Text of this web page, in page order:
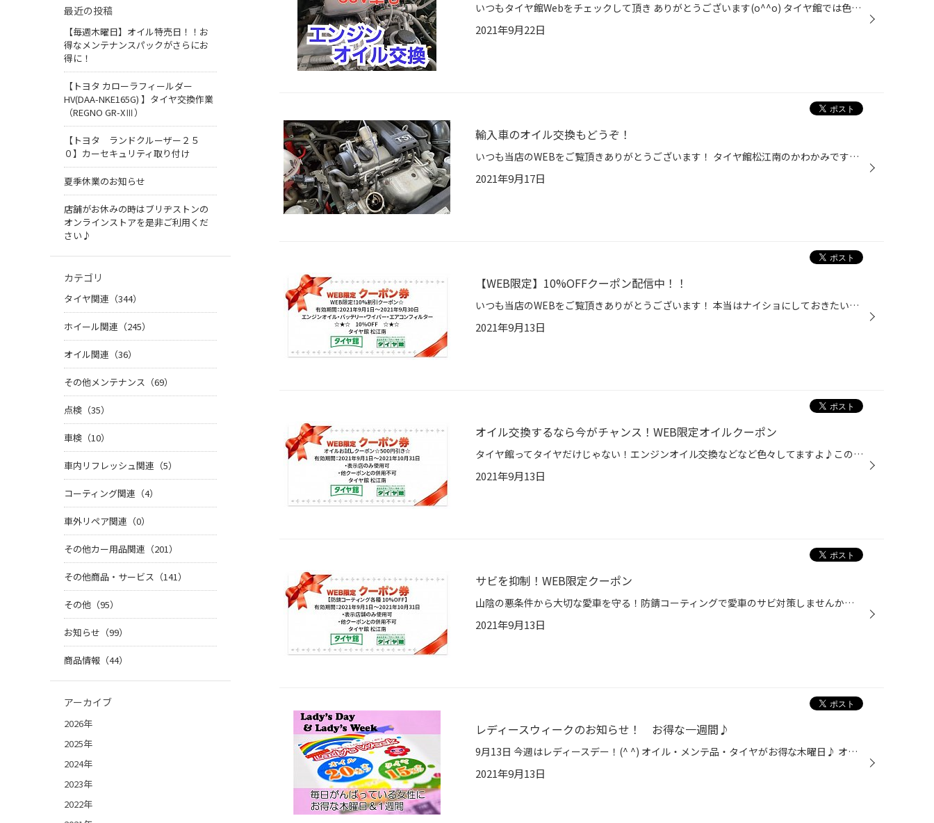
いつもタイヤ館Webをチェックして頂き ありがとうございます(o^^o) タイヤ館では色々な車種のオイル交換が 出来ますよ！ メンテパックもありますので お得にエンジンオイル交換しちゃいましょう！ 本日はハイラックスのオイル交換をしました！！ お電話でお気軽にお問い合わせ下さい
2021年9月22日
輸入車のオイル交換もどうぞ！
いつも当店のWEBをご覧頂きありがとうございます！ タイヤ館松江南のかわかみです！ 当店では、輸入車/国産車問わずエンジンオイルの交換を 承っております！ オイルを濾過するフィルターであるエレメント交換も 対応しています！ 一部在庫にないエレメントもございますので 前もってご予約いただけ...
2021年9月17日
【WEB限定】10%OFFクーポン配信中！！
いつも当店のWEBをご覧頂きありがとうございます！ 本当はナイショにしておきたい割引クーポンの話です。 当店のホームページ にて配信中のクーポンをご存知ですか？ オイル交換等、愛車のメンテナンスにもってこいのクーポンなんです！！ クーポンを活用してお得にメンテナンスしちゃいましょう！ ...
2021年9月13日
オイル交換するなら今がチャンス！WEB限定オイルクーポン
タイヤ館ってタイヤだけじゃない！エンジンオイル交換などなど色々してますよ♪このお得クーポンでまずは試してみませんか？タイヤ館松江南で取り扱いエンジンオイルを通常価格より５００円値引きします。※クーポンの使用を受け付け時にお申し付けください！ お電話でお問い合わせの方 メールでお問...
2021年9月13日
サビを抑制！WEB限定クーポン
山陰の悪条件から大切な愛車を守る！防錆コーティングで愛車のサビ対策しませんか！ クーポンの提示で当店通常価格から10%OFF☆ぜひこちらの【内緒のクーポン】お使いください。 使用の際は事前にスタッフへお伝えください。 お電話でお問い合わせの方 メールでお問い合わせの方
2021年9月13日
レディースウィークのお知らせ！ お得な一週間♪
9月13日 今週はレディースデー！(^ ^) オイル・メンテ品・タイヤがお得な木曜日♪ オイルはなんと通常の20%オフ！ 営業時間は10:30~19:00までになります ※作業受付は18:30までになります。ご予約は店舗までお電話ください^ ^ 男性の方も女性の方とご来店ならOK!( ◠‿◠ ) ご予約・ご相談は下記から♪ 店...
2021年9月13日
最近の投稿
【毎週木曜日】オイル特売日！！お
得なメンテナンスパックがさらにお
得に！
【トヨタ カローラフィールダー
HV(DAA-NKE165G) 】タイヤ交換作業
（REGNO GR-XⅢ）
【トヨタ ランドクルーザー２５
０】カーセキュリティ取り付け
夏季休業のお知らせ
店舗がお休みの時はブリヂストンの
オンラインストアを是非ご利用くだ
さい♪
カテゴリ
タイヤ関連（344）
ホイール関連（245）
オイル関連（36）
その他メンテナンス（69）
点検（35）
車検（10）
車内リフレッシュ関連（5）
コーティング関連（4）
車外リペア関連（0）
その他カー用品関連（201）
その他商品・サービス（141）
その他（95）
お知らせ（99）
商品情報（44）
アーカイブ
2026年
2025年
2024年
2023年
2022年